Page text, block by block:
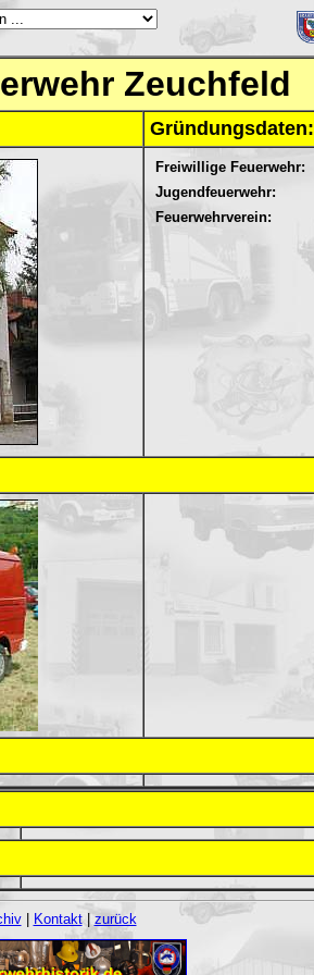
Zeuchfeld
Gründungsdaten:
Freiwillige Feuerwehr:
Jugendfeuerwehr:
Feuerwehrverein:
| Kontakt|zurück